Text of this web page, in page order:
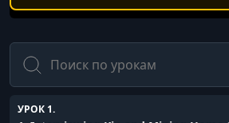
Поиск
УРОК 1.